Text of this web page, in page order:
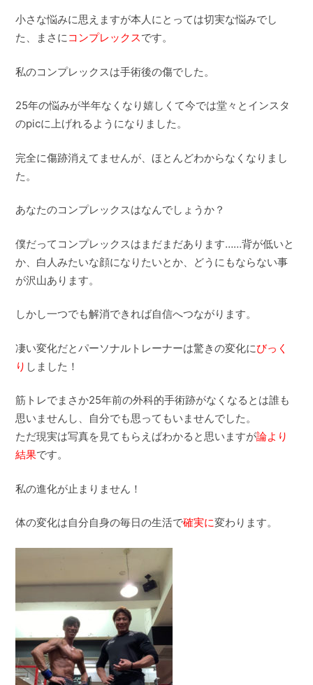
小さな悩みに思えますが本人にとっては切実な悩みでし
た、まさにコンプレックスです。
私のコンプレックスは手術後の傷でした。
25年の悩みが半年なくなり嬉しくて今では堂々とインスタ
のpicに上げれるようになりました。
完全に傷跡消えてませんが、ほとんどわからなくなりまし
た。
あなたのコンプレックスはなんでしょうか？
僕だってコンプレックスはまだまだあります……背が低いと
か、白人みたいな顔になりたいとか、どうにもならない事
が沢山あります。
しかし一つでも解消できれば自信へつながります。
凄い変化だとパーソナルトレーナーは驚きの変化にびっく
り しました！
筋トレでまさか25年前の外科的手術跡がなくなるとは誰も
思いませんし、自分でも思ってもいませんでした。
ただ現実は写真を見てもらえばわかると思いますが論より
結果です。
私の進化が止まりません！
体の変化は自分自身の毎日の生活で確実に変わります。